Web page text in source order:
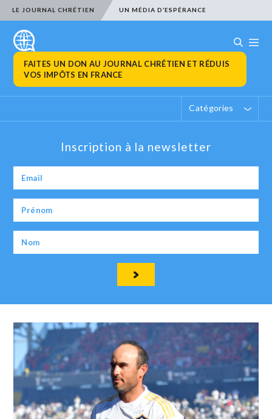
LE JOURNAL CHRÉTIEN UN MÉDIA D’ESPÉRANCE
FAITES UN DON AU JOURNAL CHRÉTIEN ET RÉDUIS
VOS IMPÔTS EN FRANCE
Catégories
Inscription à la newsletter